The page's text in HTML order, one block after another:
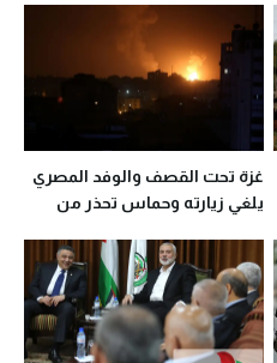
غزة تحت القصف والوفد المصري
يلغي زيارته وحماس تحذر من